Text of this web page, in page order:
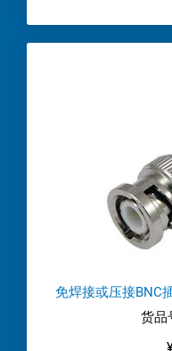
免焊接或压接BNC
货品